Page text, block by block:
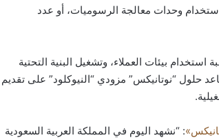
وحدات معالجة الرسوميات، أو عدد
بيئات العملاء، وتشغيل البنية التحتية
حلول “نوتانيكس” مزودي “النيوكلود” على تقديم
: “نشهد اليوم في المملكة العربية السعودية